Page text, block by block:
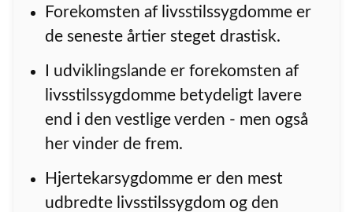
Forekomsten af livsstilssygdomme er
de seneste årtier steget drastisk.
I udviklingslande er forekomsten af
livsstilssygdomme betydeligt lavere
end i den vestlige verden - men også
her vinder de frem.
Hjertekarsygdomme er den mest
udbredte livsstilssygdom og den